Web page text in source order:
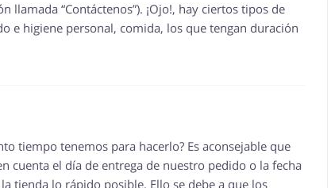
“Contáctenos”). ¡Ojo!, hay ciertos tipos de
e higiene personal, comida, los que tengan duración
tiempo tenemos para hacerlo? Es aconsejable que
cuenta el día de entrega de nuestro pedido o la fecha
tienda lo rápido posible. Ello se debe a que los